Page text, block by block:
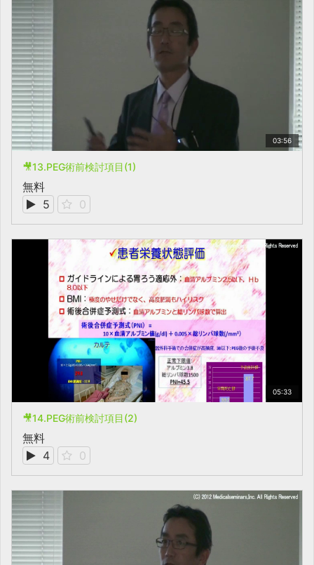
03:56
🎥13.PEG術前検討項目(1)
無料
5
0
05:33
🎥14.PEG術前検討項目(2)
無料
4
0